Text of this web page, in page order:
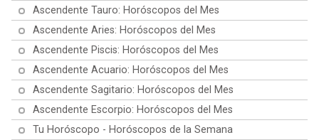
Ascendente Tauro: Horóscopos del Mes
Ascendente Aries: Horóscopos del Mes
Ascendente Piscis: Horóscopos del Mes
Ascendente Acuario: Horóscopos del Mes
Ascendente Sagitario: Horóscopos del Mes
Ascendente Escorpio: Horóscopos del Mes
Tu Horóscopo - Horóscopos de la Semana